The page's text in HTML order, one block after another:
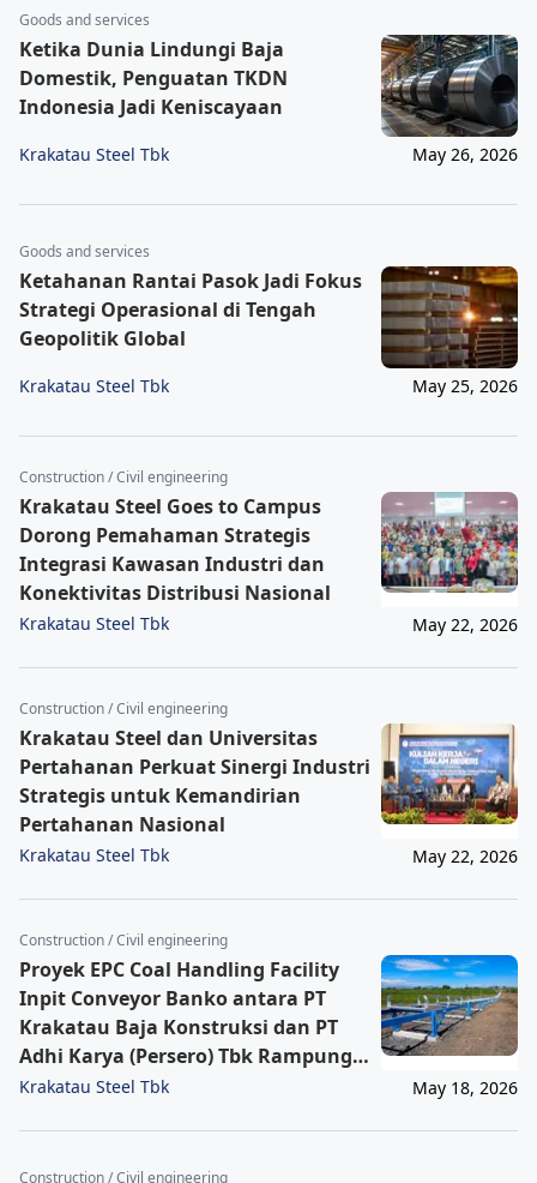
Goods and services
Ketika Dunia Lindungi Baja
Domestik, Penguatan TKDN
Indonesia Jadi Keniscayaan
Krakatau Steel Tbk May 26, 2026
Goods and services
Ketahanan Rantai Pasok Jadi Fokus
Strategi Operasional di Tengah
Geopolitik Global
Krakatau Steel Tbk May 25, 2026
Construction / Civil engineering
Krakatau Steel Goes to Campus
Dorong Pemahaman Strategis
Integrasi Kawasan Industri dan
Konektivitas Distribusi Nasional
Krakatau Steel Tbk May 22, 2026
Construction / Civil engineering
Krakatau Steel dan Universitas
Pertahanan Perkuat Sinergi Industri
Strategis untuk Kemandirian
Pertahanan Nasional
Krakatau Steel Tbk May 22, 2026
Construction / Civil engineering
Proyek EPC Coal Handling Facility
Inpit Conveyor Banko antara PT
Krakatau Baja Konstruksi dan PT
Adhi Karya (Persero) Tbk Rampung
di Awal 2026
Krakatau Steel Tbk May 18, 2026
Construction / Civil engineering